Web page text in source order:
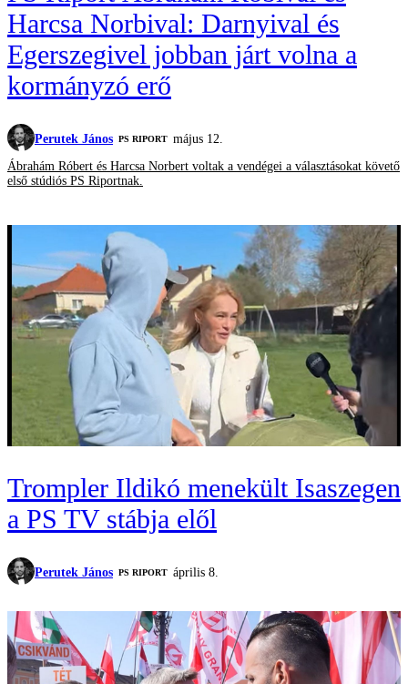
Harcsa Norbival: Darnyival és
Egerszegivel jobban járt volna a
kormányzó erő
Perutek János ‎PS RIPORT május 12.
Ábrahám Róbert és Harcsa Norbert voltak a vendégei a választásokat követő
első stúdiós PS Riportnak.
Trompler Ildikó menekült Isaszegen
a PS TV stábja elől
Perutek János ‎PS RIPORT április 8.